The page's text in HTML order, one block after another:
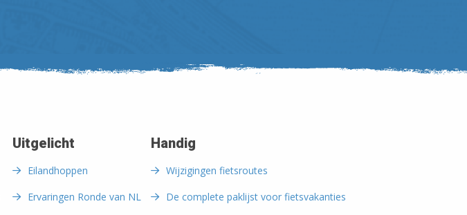
Uitgelicht
Eilandhoppen
Ervaringen Ronde van NL
Handig
Wijzigingen fietsroutes
De complete paklijst voor fietsvakanties